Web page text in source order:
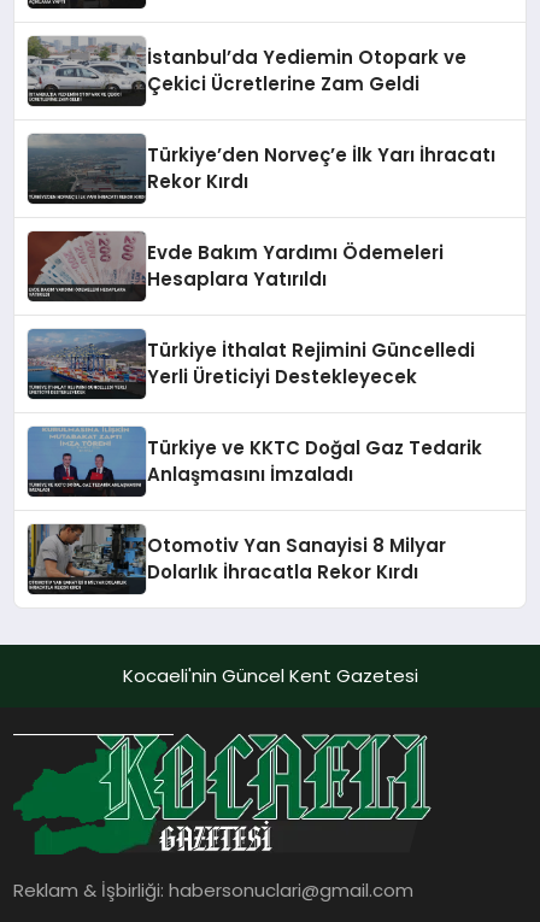
İstanbul’da Yediemin Otopark ve
Çekici Ücretlerine Zam Geldi
Türkiye’den Norveç’e İlk Yarı İhracatı
Rekor Kırdı
Evde Bakım Yardımı Ödemeleri
Hesaplara Yatırıldı
Türkiye İthalat Rejimini Güncelledi
Yerli Üreticiyi Destekleyecek
Türkiye ve KKTC Doğal Gaz Tedarik
Anlaşmasını İmzaladı
Otomotiv Yan Sanayisi 8 Milyar
Dolarlık İhracatla Rekor Kırdı
Kocaeli'nin Güncel Kent Gazetesi
Reklam & İşbirliği:habersonuclari@gmail.com